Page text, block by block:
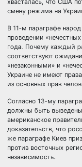
хвасталась, что США
смену режима на
В 11-м параграфе
проведении
года. Почему каждый
соответствуют
«незаконными» и
Украине не имеют
из основных прав
Согласно 13-му
должны быть
американское
доказательств, что
же параграфе Киев
против восточных
независимость.